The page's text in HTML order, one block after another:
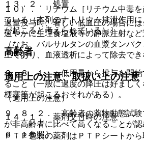
１３．２． 処置
過量投与時、著しい低血圧の場合に
速やかに生理食塩液等の静脈注射な
（なお、バルサルタンの血漿タンパ
上であり、血液透析によって除去でき
適用上の注意、取扱い上の注意
（適用上の注意）
１４．１． 薬剤交付時の注意
ＰＴＰ包装の薬剤はＰＴＰシートか
１０）． リチウム［リチウム中毒
ている（本剤のナトリウム排泄作用
が起こると考えられている）］。
高齢者
９．８．１． 低用量から投与を開始
ること（一般に過度の降圧は好まし
梗塞等が起こるおそれがある）。
９．８．２． 高齢者の薬物動態試
が非高齢者に比べて高くなることが認
６．１参照〕。